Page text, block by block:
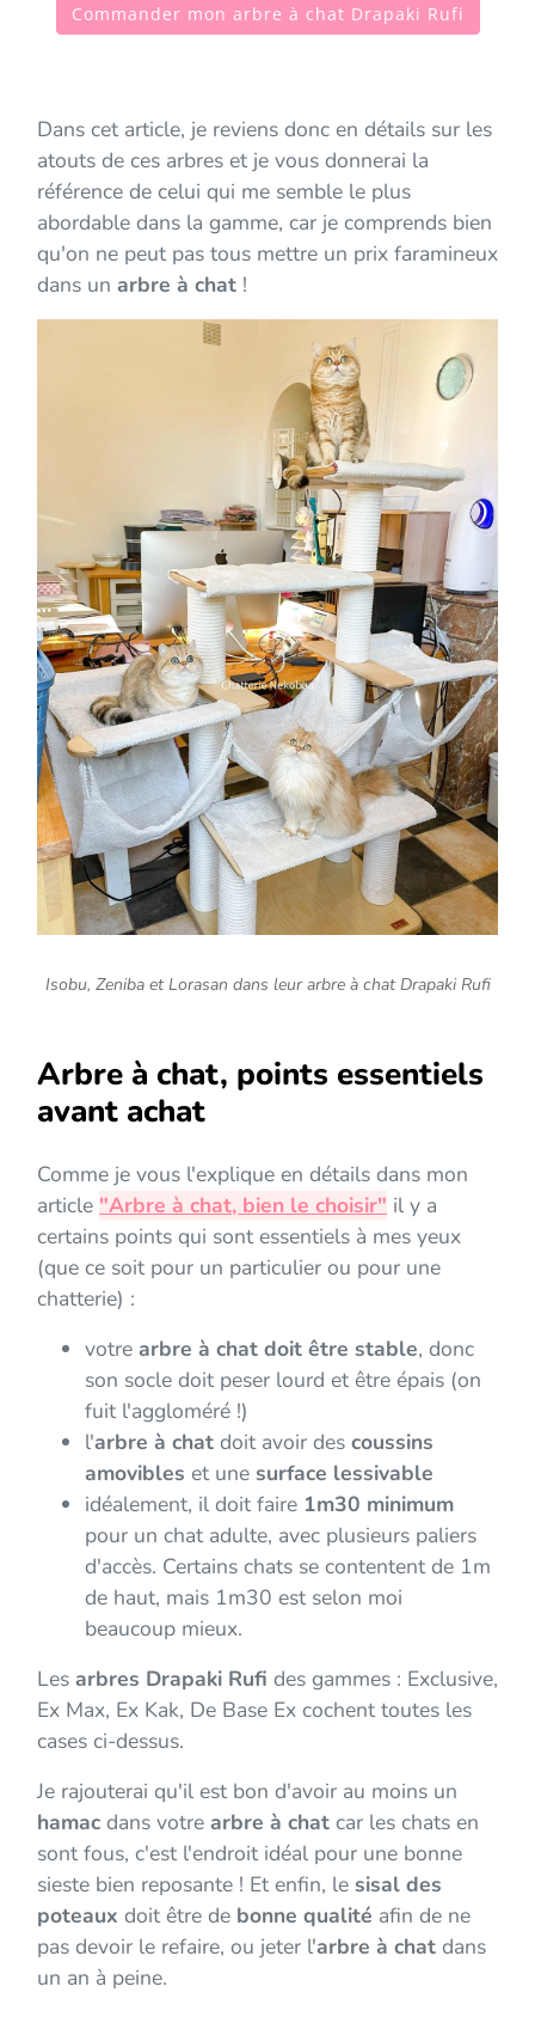
Commander mon arbre à chat Drapaki Rufi
Dans cet article, je reviens donc en détails sur les
atouts de ces arbres et je vous donnerai la
référence de celui qui me semble le plus
abordable dans la gamme, car je comprends bien
qu'on ne peut pas tous mettre un prix faramineux
dans un arbre à chat !
Isobu, Zeniba et Lorasan dans leur arbre à chat Drapaki Rufi
Arbre à chat, points essentiels
avant achat
Comme je vous l'explique en détails dans mon
article "Arbre à chat, bien le choisir" il y a
certains points qui sont essentiels à mes yeux
(que ce soit pour un particulier ou pour une
chatterie) :
votre arbre à chat doit être stable, donc
son socle doit peser lourd et être épais (on
fuit l'aggloméré !)
l'arbre à chat doit avoir des coussins
amovibles et une surface lessivable
idéalement, il doit faire 1m30 minimum
pour un chat adulte, avec plusieurs paliers
d'accès. Certains chats se contentent de 1m
de haut, mais 1m30 est selon moi
beaucoup mieux.
Les arbres Drapaki Rufi des gammes : Exclusive,
Ex Max, Ex Kak, De Base Ex cochent toutes les
cases ci-dessus.
Je rajouterai qu'il est bon d'avoir au moins un
hamac dans votre arbre à chat car les chats en
sont fous, c'est l'endroit idéal pour une bonne
sieste bien reposante ! Et enfin, le sisal des
poteaux doit être de bonne qualité afin de ne
pas devoir le refaire, ou jeter l'arbre à chat dans
un an à peine.